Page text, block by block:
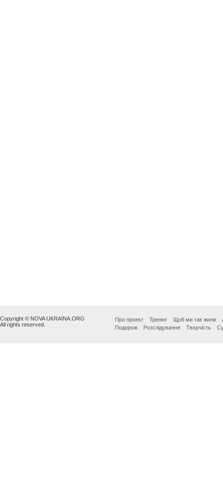
Copyright © NOVA UKRAINA.ORG
All rights reserved.
Про проект Тренінг Щоб ми так жили
Подорож
Розслідування Творчість